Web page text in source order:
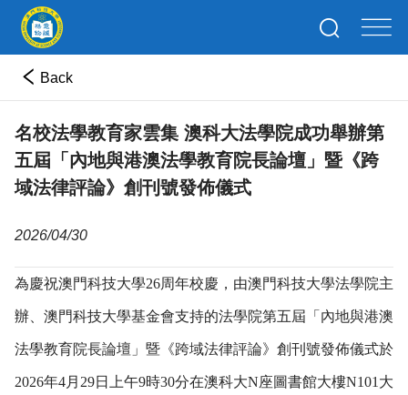
Back
名校法學教育家雲集 澳科大法學院成功舉辦第
五屆「內地與港澳法學教育院長論壇」暨《跨
域法律評論》創刊號發佈儀式
2026/04/30
為慶祝澳門科技大學26周年校慶，由澳門科技大學法學院主
辦、澳門科技大學基金會支持的法學院第五屆「內地與港澳
法學教育院長論壇」暨《跨域法律評論》創刊號發佈儀式於
2026年4月29日上午9時30分在澳科大N座圖書館大樓N101大